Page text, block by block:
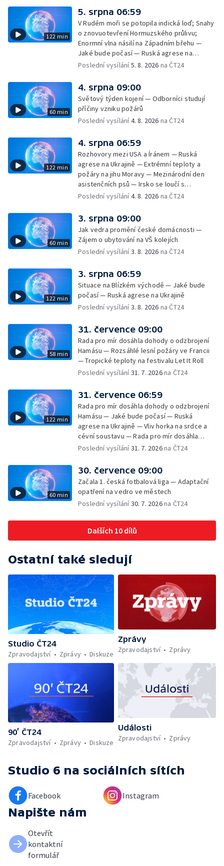
na dovolené v zahraničí; Platby a výběry na
dovolené v zahraničí — Těžba léčivé rašeliny
u Malé Morávky
122 min
5. srpna 06:59
V Rudém moři se potopila indická loď; Snahy
o znovuotevření Hormuzského průlivu;
Enormní vlna násilí na Západním břehu —
Jaké bude počasí — Ruská agrese na
Ukrajině — Vliv veder na lidské orgány — Při
— Třem obcím na Brněnsku dočasně došla
pitná voda — SP v orientačním běhu v Česku
— Horko a požáry sužují Evropu — Rybářský
příměstský tábor
Poslední vysílání5. 8. 2026 na ČT24
60 min
4. srpna 09:00
Světový týden kojení — Odborníci studují
příčiny vzniku požárů
Poslední vysílání4. 8. 2026 na ČT24
122 min
4. srpna 06:59
Rozhovory mezi USA a Íránem — Ruská
agrese na Ukrajině — Extrémní teploty a
požáry na jihu Moravy — Mezinárodní den
asistenčních psů — Irsko se loučí s
hudebníkem Glenem Hansardem
Poslední vysílání4. 8. 2026 na ČT24
60 min
3. srpna 09:00
Jak vedra promění české domácnosti —
Zájem o ubytování na VŠ kolejích
Poslední vysílání3. 8. 2026 na ČT24
122 min
3. srpna 06:59
Situace na Blízkém východě — Jaké bude
počasí — Ruská agrese na Ukrajině
Poslední vysílání3. 8. 2026 na ČT24
58 min
31. července 09:00
Rada pro mír dosáhla dohody o odzbrojení
Hamásu — Rozsáhlé lesní požáry ve Francii
— Tropické teploty na festivalu Let It Roll
Poslední vysílání31. 7. 2026na ČT24
122 min
31. července 06:59
Rada pro mír dosáhla dohody o odzbrojení
Hamásu — Jaké bude počasí — Ruská
agrese na Ukrajině — Vliv horka na srdce a
cévní soustavu — Rada pro mír dosáhla
dohody o odzbrojení Hamásu — Dokument
začíná výplata superdávky — Tropické
teploty zatěžují i volně žijící zvířata
Poslední vysílání31. 7. 2026na ČT24
60 min
30. července 09:00
Začala 1. česká fotbalová liga — Adaptační
opatření na vedro ve městech
Poslední vysílání30. 7. 2026na ČT24
Dalších 10 dílů
Ostatní také sledují
Studio ČT24
Zpravodajství
Zprávy Diskuze
Zprávy
Zpravodajství
Zprávy
90’ ČT24
Zpravodajství
Zprávy Diskuze
Události
Zpravodajství
Zprávy
Studio 6 na sociálních sítích
Facebook Instagram
Napište nám
Otevřít
kontaktní
formulář